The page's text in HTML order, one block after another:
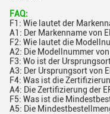
FAQ:
F1: Wie lautet der
A1: Der Markenname von
F2: Wie lautet die
A2: Die Modellnummer von
F3: Wo ist der
A3: Der Ursprungsort von
F4: Was ist die
A4: Die Zertifizierung der
F5: Was ist die
A5: Die